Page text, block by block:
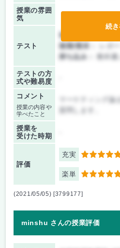
授業の雰囲
気
テスト
前期/中間：
後期/期末：
持ち込み：
教科
テストの方
式や難易度
コメント
授業の内容や
学べたこと
マーケティング論
授業を
受けた時期
評価
充実 5
楽単 5
続き
(2021/05/05) [3799177]
minshu さんの授業評価